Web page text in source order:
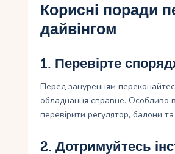
Корисні поради
дайвінгом
1. Перевірте
Перед зануренням
обладнання справне. Особливо
перевірити регулятор, балони та
2. Дотримуйтесь